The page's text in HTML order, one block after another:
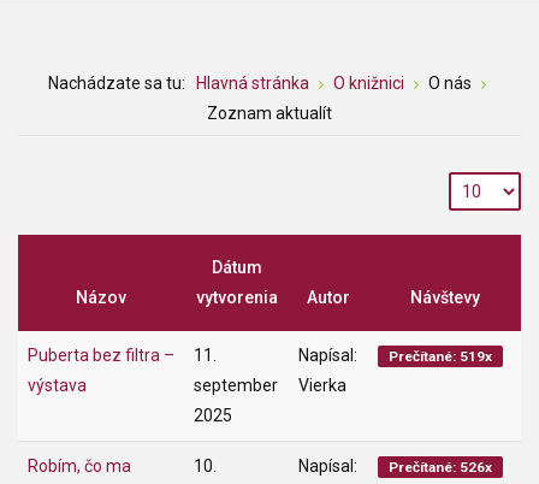
Nachádzate sa tu: Hlavná stránka O knižnici
O nás
Zoznam aktualít
Názov
Dátum
vytvorenia
Autor Návštevy
Puberta bez filtra –⁠⁠⁠⁠⁠⁠
výstava
11.
september
2025
Napísal:
Vierka
Prečítané: 519x
Robím, čo ma
10.
Napísal:
Prečítané: 526x